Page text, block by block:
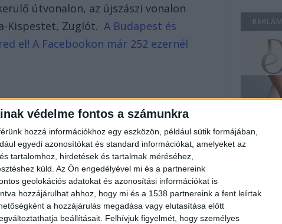
védelme fontos a számunkra
hozzá információkhoz egy eszközön, például sütik formájában,
egyedi azonosítókat és standard információkat, amelyeket az
tartalomhoz, hirdetések és tartalmak méréséhez,
küld. Az Ön engedélyével mi és a partnereink
geolokációs adatokat és azonosítási információkat is
hozzájárulhat ahhoz, hogy mi és a 1538 partnereink a fent leírtak
a hozzájárulás megadása vagy elutasítása előtt
beállításait. Felhívjuk figyelmét, hogy személyes
útvonalon, az újszászi vonalon
Kispestet, Zuglót.A Budapest és
el! A Facebookon már 252 ezernél
REKLÁM